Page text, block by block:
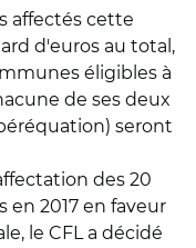
affectés cette
d'euros au total,
éligibles à
de ses deux
seront
des 20
2017 en faveur
le CFL a décidé